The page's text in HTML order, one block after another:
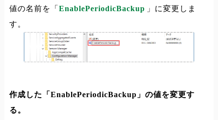
値の名前を「 EnablePeriodicBackup 」に変更しま
す。
作成した「EnablePeriodicBackup」の値を変更す
る。